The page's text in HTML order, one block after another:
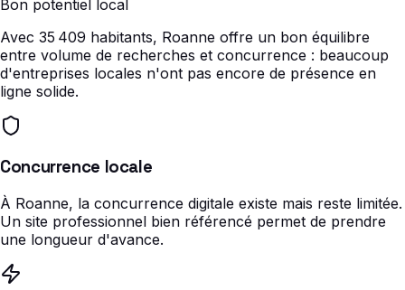
Bon potentiel local
Avec 35 409 habitants, Roanne offre un bon équilibre
entre volume de recherches et concurrence : beaucoup
d'entreprises locales n'ont pas encore de présence en
ligne solide.
Concurrence locale
À Roanne, la concurrence digitale existe mais reste limitée.
Un site professionnel bien référencé permet de prendre
une longueur d'avance.